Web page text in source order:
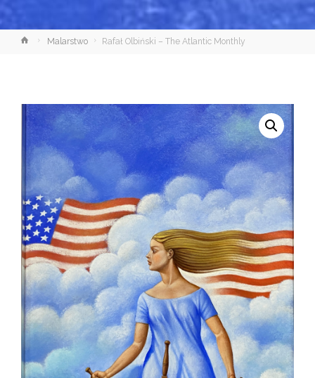
StronaMalarstwo Rafał Olbiński – The Atlantic Monthly